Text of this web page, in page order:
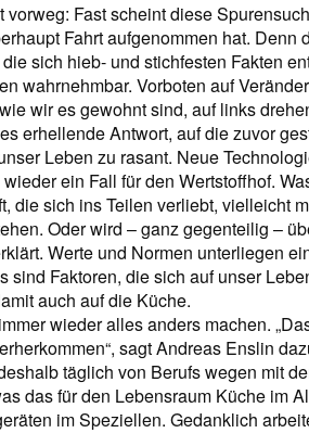
vorweg: Fast scheint diese
Fahrt aufgenommen hat. Denn
sich hieb- und stichfesten Fakten
wahrnehmbar. Vorboten auf
wir es gewohnt sind, auf links
erhellende Antwort, auf die zuvor
Leben zu rasant. Neue
ein Fall für den Wertstoffhof.
die sich ins Teilen verliebt, vielleicht
Oder wird – ganz gegenteilig –
Werte und Normen unterliegen
sind Faktoren, die sich auf unser
auch auf die Küche.
wieder alles anders machen.
sagt Andreas Enslin
täglich von Berufs wegen mit
das für den Lebensraum Küche im
im Speziellen. Gedanklich